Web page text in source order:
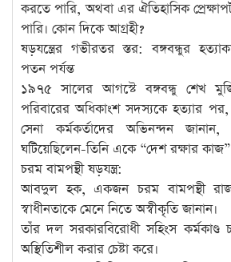
করতে পারি, অথবা এর ঐতিহাসিক
পারি। কোন দিকে আগ্রহী?
ষড়যন্ত্রের গভীরতর স্তর: বঙ্গবন্ধুর
পতন পর্যন্ত
১৯৭৫ সালের আগস্টে বঙ্গবন্ধু শেখ
পরিবারের অধিকাংশ সদস্যকে হত্যার
সেনা কর্মকর্তাদের অভিনন্দন জানান,
ঘটিয়েছিলেন-তিনি একে “দেশ রক্ষার
চরম বামপন্থী ষড়যন্ত্র:
আবদুল হক, একজন চরম বামপন্থী
স্বাধীনতাকে মেনে নিতে অস্বীকৃতি জানান।
তাঁর দল সরকারবিরোধী সহিংস কর্মকাণ্ড
অস্থিতিশীল করার চেষ্টা করে।